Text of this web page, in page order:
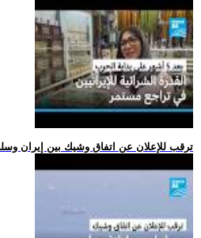
.. ترقب للإعلان عن اتفاق وشيك بين إيران